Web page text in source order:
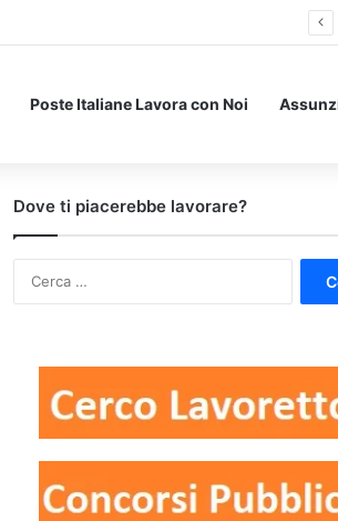
Poste Italiane Lavora con Noi
Dove ti piacerebbe lavorare?